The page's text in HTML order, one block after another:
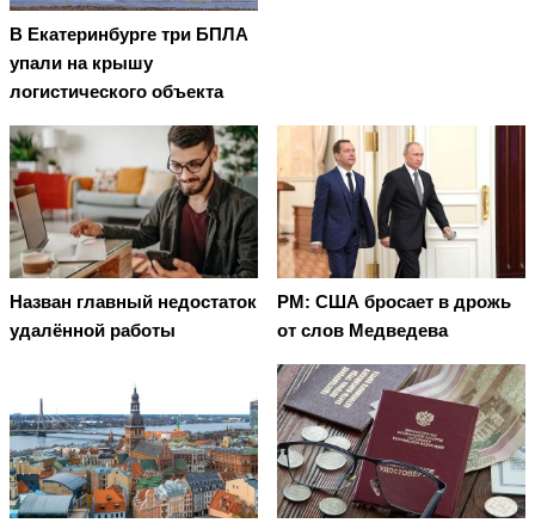
В Екатеринбурге три БПЛА
упали на крышу
логистического объекта
Назван главный недостаток
удалённой работы
PM: США бросает в дрожь
от слов Медведева